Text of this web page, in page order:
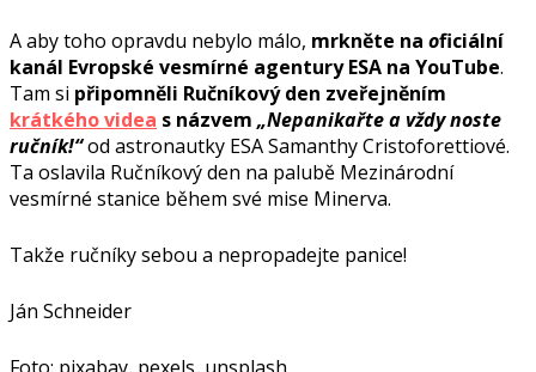
A aby toho opravdu nebylo málo, mrkněte na oficiální
kanál Evropské vesmírné agentury ESA na YouTube.
Tam si připomněli Ručníkový den zveřejněním
krátkého videa s názvem „Nepanikařte a vždy noste
ručník!“od astronautky ESA Samanthy Cristoforettiové.
Ta oslavila Ručníkový den na palubě Mezinárodní
vesmírné stanice během své mise Minerva.
Takže ručníky sebou a nepropadejte panice!
Ján Schneider